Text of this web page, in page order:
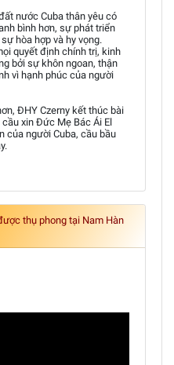
nước Cuba thân yêu có
bình hơn, sự phát triển
hòa hợp và hy vọng.
quyết định chính trị, kinh
bởi sự khôn ngoan, thận
vì hạnh phúc của người
ĐHY Czerny kết thúc bài
xin Đức Mẹ Bác Ái El
của người Cuba, cầu bầu
thụ phong tại Nam Hàn